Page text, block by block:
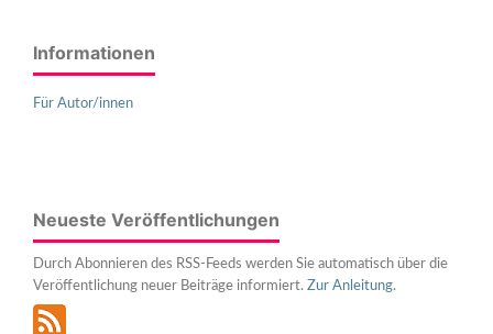
Informationen
Für Autor/innen
Neueste Veröffentlichungen
Durch Abonnieren des RSS-Feeds werden Sie automatisch über die
Veröffentlichung neuer Beiträge informiert. Zur Anleitung.